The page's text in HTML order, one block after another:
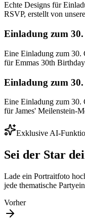
Echte Designs für
RSVP, erstellt von
Einladung zum
Eine Einladung zum 30.
für Emmas 30th
Einladung zum
Eine Einladung zum 30.
für James' Meilenstein-
Exklusive AI-
Sei der Star
Lade ein Portraitfoto
jede thematische
Vorher